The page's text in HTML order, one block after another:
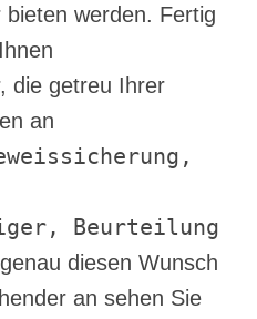
werden. Fertig
die getreu Ihrer
an
Beurteilung
genau diesen Wunsch
an sehen Sie